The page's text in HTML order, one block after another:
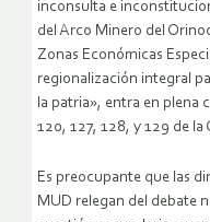
inconsulta e
del Arco Minero del
Zonas Económicas
regionalización integral
la patria», entra en plena
120, 127, 128, y 129 de la
Es preocupante que las
MUD relegan del debate